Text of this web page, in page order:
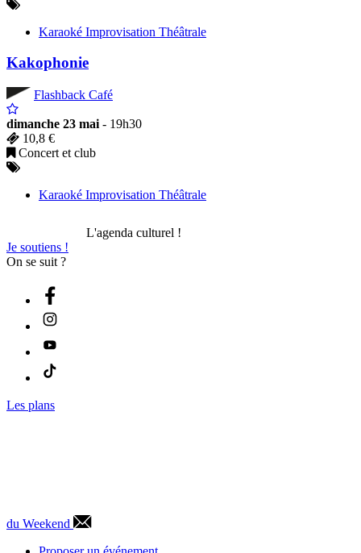
Karaoké Improvisation Théâtrale
Kakophonie
Flashback Café
dimanche 23 mai - 19h30
10,8 €
Concert et club
Karaoké Improvisation Théâtrale
L'agenda culturel !
Je soutiens !
On se suit ?
Les plans
du Weekend